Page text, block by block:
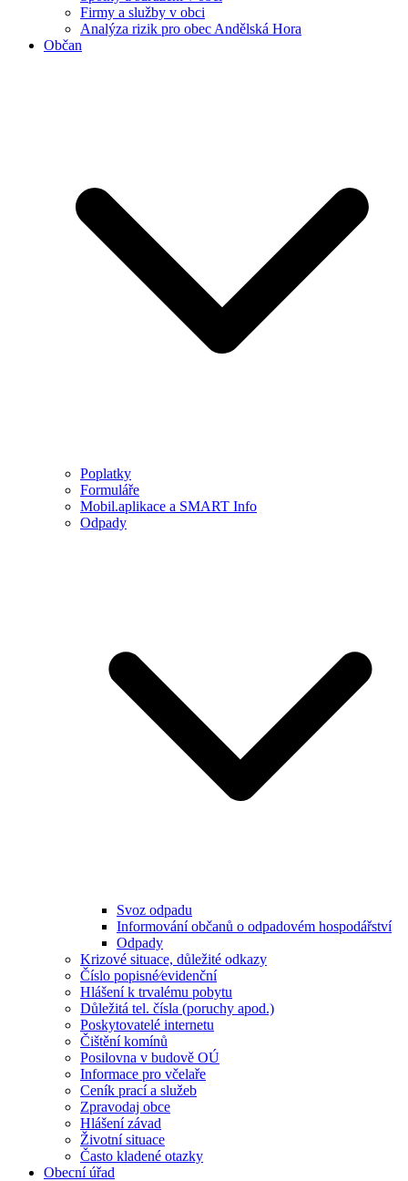
Firmy a služby v obci
Analýza rizik pro obec Andělská Hora
Občan
Poplatky
Formuláře
Mobil.aplikace a SMART Info
Odpady
Svoz odpadu
Informování občanů o odpadovém hospodářství
Odpady
Krizové situace, důležité odkazy
Číslo popisné⁄evidenční
Hlášení k trvalému pobytu
Důležitá tel. čísla (poruchy apod.)
Poskytovatelé internetu
Čištění komínů
Posilovna v budově OÚ
Informace pro včelaře
Ceník prací a služeb
Zpravodaj obce
Hlášení závad
Životní situace
Často kladené otazky
Obecní úřad